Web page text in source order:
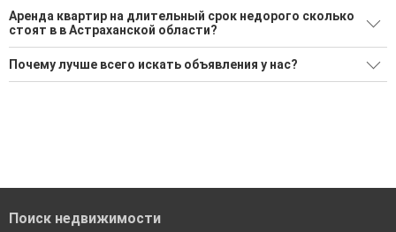
Ищите, как Снять квартиру на длительный срок недорого?
75 актуальных и проверенных объявлений
Воспользуйтесь нашим поиском по новостройкам, для
подбора подходящего вам варианта
Аренда квартир на длительный срок недорого сколько
стоят в в Астраханской области?
Минимальная цена: 10 000 Р. Максимальная цена: 30 000 Р;
Средняя: 23 013 Р
Почему лучше всего искать объявления у нас?
Поиск недвижимости